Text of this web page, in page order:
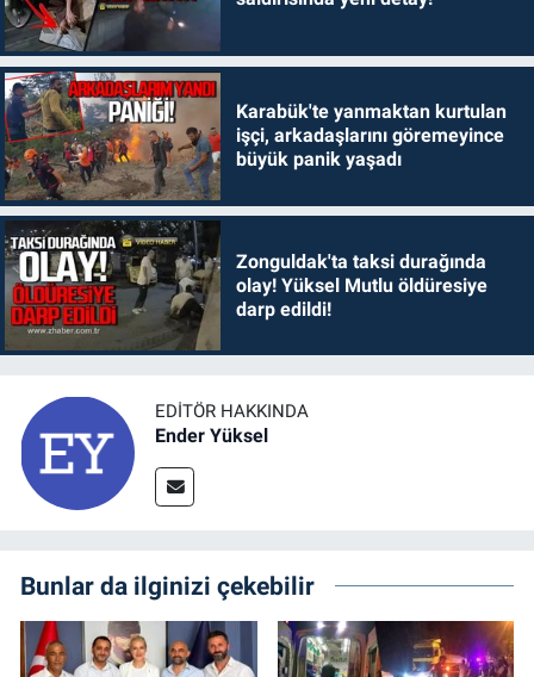
Karabük'te yanmaktan kurtulan
işçi, arkadaşlarını göremeyince
büyük panik yaşadı
Zonguldak'ta taksi durağında
olay! Yüksel Mutlu öldüresiye
darp edildi!
EDITÖR HAKKINDA
Ender Yüksel
Bunlar da ilginizi çekebilir